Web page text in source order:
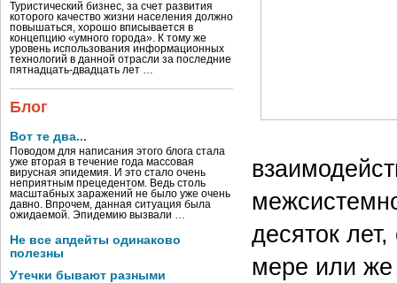
Туристический бизнес, за счет развития
которого качество жизни населения должно
повышаться, хорошо вписывается в
концепцию «умного города». К тому же
уровень использования информационных
технологий в данной отрасли за последние
пятнадцать-двадцать лет …
Блог
Вот те два...
Поводом для написания этого блога стала
уже вторая в течение года массовая
вирусная эпидемия. И это стало очень
неприятным прецедентом. Ведь столь
масштабных заражений не было уже очень
давно. Впрочем, данная ситуация была
ожидаемой. Эпидемию вызвали …
Не все апдейты одинаково
полезны
Утечки бывают разными
десяток
мере или же